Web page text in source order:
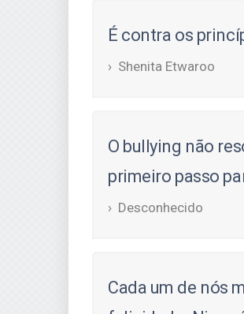
É contra os
Shenita Etwaroo
O bullying não
primeiro passo
Desconhecido
Cada um de nós